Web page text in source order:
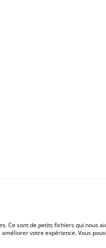
Ce sont de petits fichiers qui nous
votre expérience. Vous